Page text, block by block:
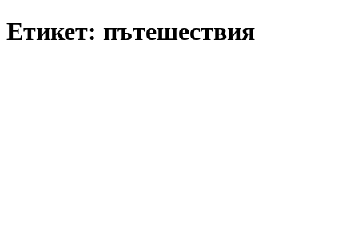
Етикет: пътешествия